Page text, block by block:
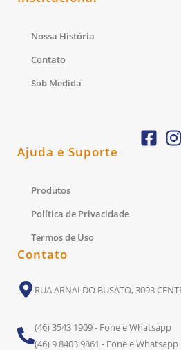
Nossa História
Contato
Sob Medida
Ajuda e Suporte
Produtos
Política de Privacidade
Termos de Uso
Contato
RUA ARNALDO BUSATO, 3093
(46) 3543 1909 - Fone e Whatsapp
(46) 9 8403 9861 - Fone e Whatsapp